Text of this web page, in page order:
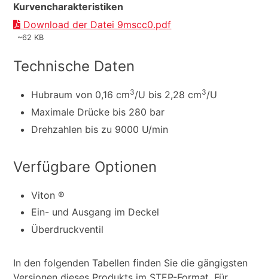
Kurvencharakteristiken
Download der Datei 9mscc0.pdf
~62 KB
Technische Daten
Hubraum von 0,16 cm3/U bis 2,28 cm3/U
Maximale Drücke bis 280 bar
Drehzahlen bis zu 9000 U/min
Verfügbare Optionen
Viton ®
Ein- und Ausgang im Deckel
Überdruckventil
In den folgenden Tabellen finden Sie die gängigsten